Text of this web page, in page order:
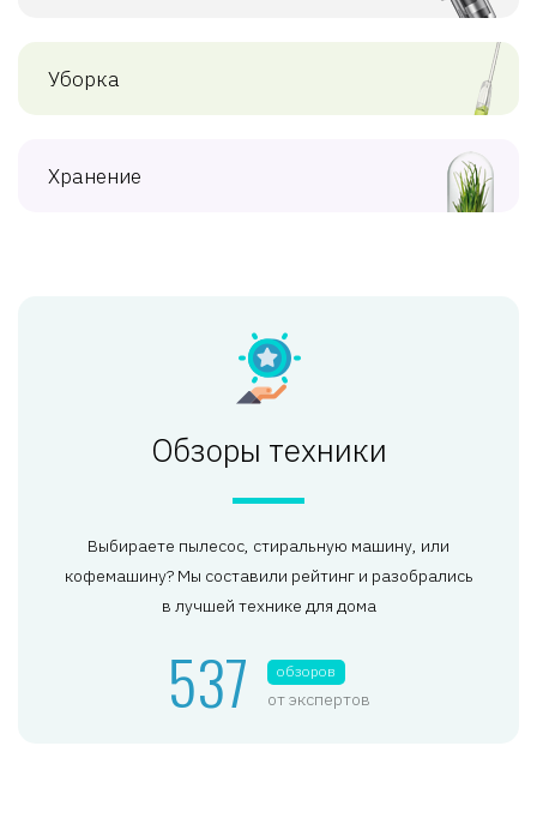
Уборка
Хранение
Обзоры техники
Выбираете пылесос, стиральную машину, или
кофемашину? Мы составили рейтинг и разобрались
в лучшей технике для дома
537 обзоров
от экспертов